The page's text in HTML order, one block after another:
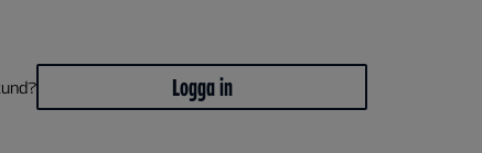
Logga in